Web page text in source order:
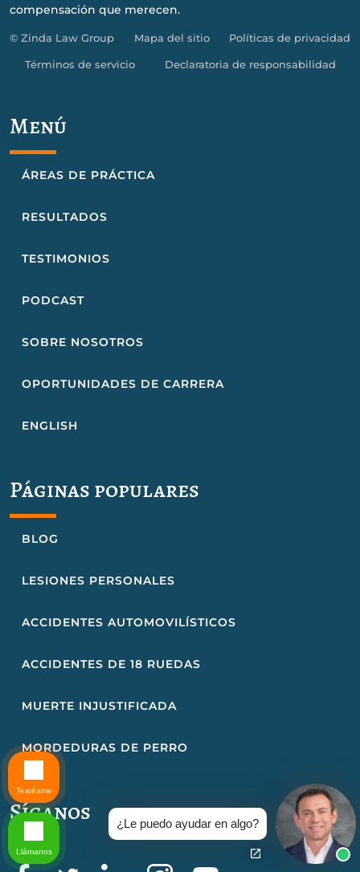
compensación que merecen.
© Zinda Law Group Mapa del sitio Políticas de privacidad
Términos de servicio Declaratoria de responsabilidad
Menú
ÁREAS DE PRÁCTICA
RESULTADOS
TESTIMONIOS
PODCAST
SOBRE NOSOTROS
OPORTUNIDADES DE CARRERA
ENGLISH
Páginas populares
BLOG
LESIONES PERSONALES
ACCIDENTES AUTOMOVILÍSTICOS
ACCIDENTES DE 18 RUEDAS
MUERTE INJUSTIFICADA
MORDEDURAS DE PERRO
Síganos ¿Le puedo ayudar en algo?
Textéame
Llámanos